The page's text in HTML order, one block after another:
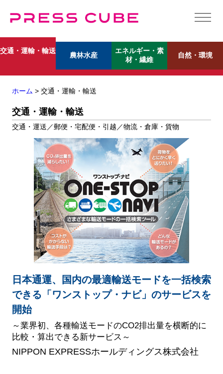
交通・運輸・輸送
農林水産
エネルギー・素
材・繊維
自然・環境
ホーム > 交通・運輸・輸送
交通・運輸・輸送
交通・運送／郵便・宅配便・引越／物流・倉庫・貨物
日本通運、国内の最適輸送モードを一括検索
できる「ワンストップ・ナビ」のサービスを
開始
～業界初、各種輸送モードのCO2排出量を横断的に
比較・算出できる新サービス～
NIPPON EXPRESSホールディングス株式会社